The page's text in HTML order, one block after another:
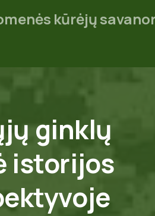
kūrėjų
ginklų
istorijos